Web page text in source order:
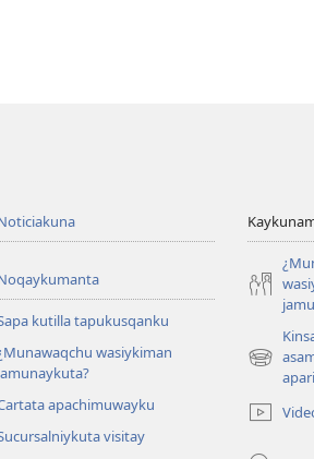
kutilla tapukusqanku
wasiykiman
apachimuwayku
visitay
(abre
nueva